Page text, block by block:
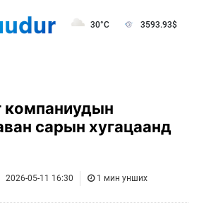
30°C 3593.93$
компаниудын
сарын хугацаанд
2026-05-11 16:30 1 мин унших